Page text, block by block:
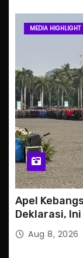
MEDIA HIGHLIGHT
Apel
Deklarasi,
Aug 8, 2026